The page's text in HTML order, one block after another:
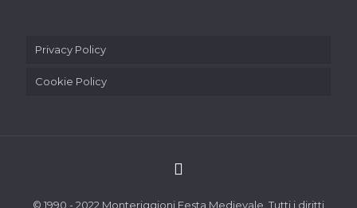
Privacy Policy
Cookie Policy
© 1990 - 2022 Monteriggioni Festa Medievale. Tutti i diritti